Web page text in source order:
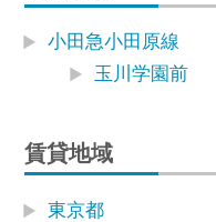
小田急小田原線
玉川学園前
賃貸地域
東京都